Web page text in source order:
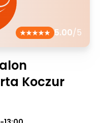
5.00/5
Koczur